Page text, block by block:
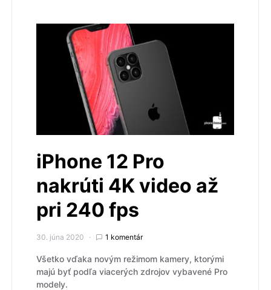
iPhone 12 Pro
nakrúti 4K video až
pri 240 fps
30. júna 2020 1 komentár
Všetko vďaka novým režimom kamery, ktorými
majú byť podľa viacerých zdrojov vybavené Pro
modely.